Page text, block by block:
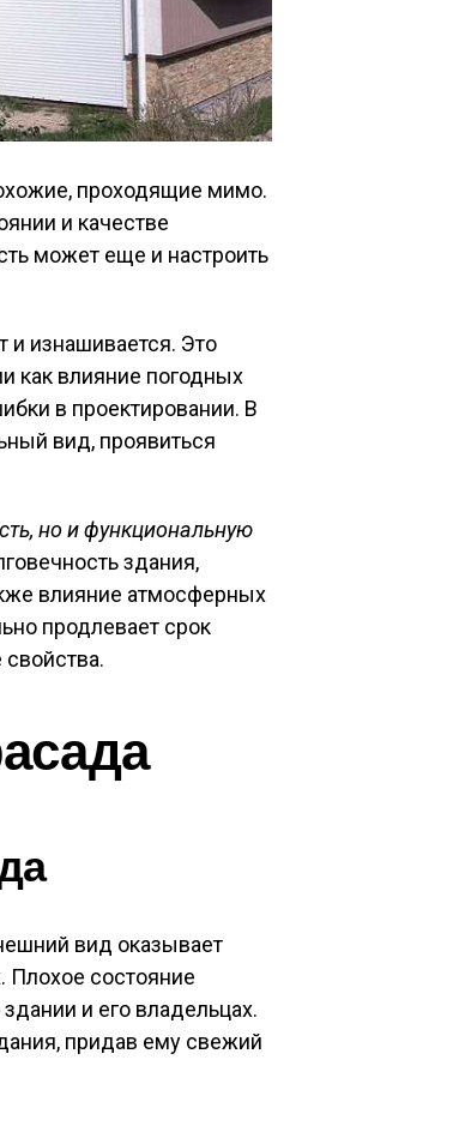
проходящие мимо.
и качестве
может еще и настроить
и изнашивается. Это
как влияние погодных
в проектировании. В
вид, проявиться
но и функциональную
здания,
влияние атмосферных
продлевает срок
вид оказывает
состояние
и его владельцах.
придав ему свежий